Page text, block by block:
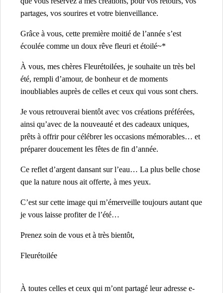
partages, vos sourires et votre bienveillance.
Grâce à vous, cette première moitié de l’année s’est
écoulée comme un doux rêve fleuri et étoilé~*
À vous, mes chères Fleurétoilées, je souhaite un très bel
été, rempli d’amour, de bonheur et de moments
inoubliables auprès de celles et ceux qui vous sont chers.
Je vous retrouverai bientôt avec vos créations préférées,
ainsi qu’avec de la nouveauté et des cadeaux uniques,
prêts à offrir pour célébrer les occasions mémorables… et
préparer doucement les fêtes de fin d’année.
Ce reflet d’argent dansant sur l’eau… La plus belle chose
que la nature nous ait offerte, à mes yeux.
C’est sur cette image qui m’émerveille toujours autant que
je vous laisse profiter de l’été…
Prenez soin de vous et à très bientôt,
Fleurétoilée
À toutes celles et ceux qui m’ont partagé leur adresse e-